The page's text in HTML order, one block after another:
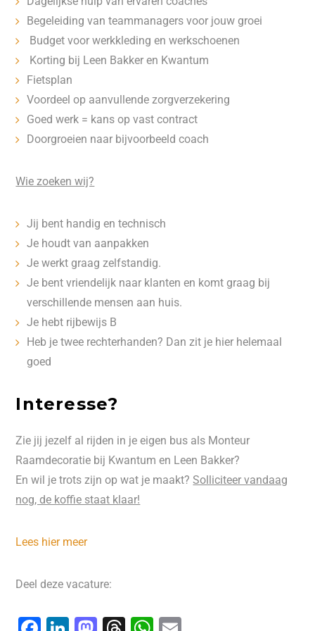
Begeleiding van teammanagers voor jouw groei
️ Budget voor werkkleding en werkschoenen
️ Korting bij Leen Bakker en Kwantum
Fietsplan
Voordeel op aanvullende zorgverzekering
Goed werk = kans op vast contract
Doorgroeien naar bijvoorbeeld coach
Wie zoeken wij?
Jij bent handig en technisch
Je houdt van aanpakken
Je werkt graag zelfstandig.
Je bent vriendelijk naar klanten en komt graag bij
verschillende mensen aan huis.
Je hebt rijbewijs B
Heb je twee rechterhanden? Dan zit je hier helemaal
goed
Interesse?
Zie jij jezelf al rijden in je eigen bus als Monteur
Raamdecoratie bij Kwantum en Leen Bakker?
En wil je trots zijn op wat je maakt?Solliciteer vandaag
nog, de koffie staat klaar!
Lees hier meer
Deel deze vacature: